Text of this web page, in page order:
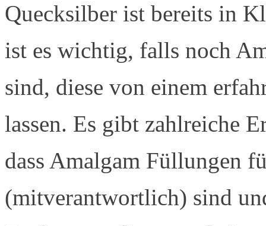
Quecksilber ist bereits in
ist es wichtig, falls noch
sind, diese von einem
lassen. Es gibt zahlreiche
dass Amalgam Füllungen
(mitverantwortlich) sind